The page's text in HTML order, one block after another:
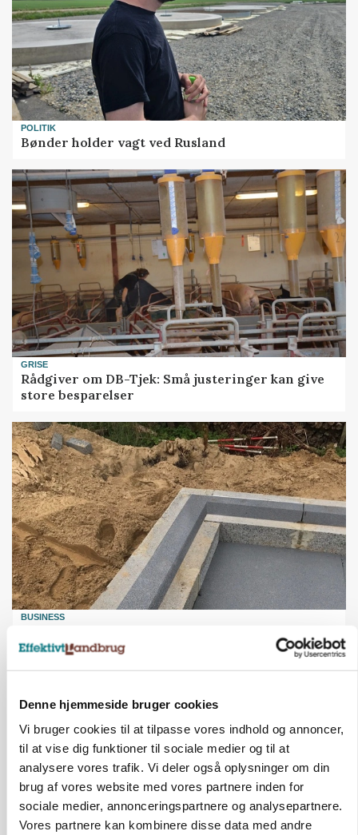
Denne hjemmeside bruger cookies
Vi bruger cookies til at tilpasse vores indhold og annoncer,
til at vise dig funktioner til sociale medier og til at
analysere vores trafik. Vi deler også oplysninger om din
brug af vores website med vores partnere inden for
sociale medier, annonceringspartnere og analysepartnere.
Vores partnere kan kombinere disse data med andre
POLITIK
Bønder holder vagt ved Rusland
GRISE
Rådgiver om DB-Tjek: Små justeringer kan give
store besparelser
BUSINESS
marked for biokul
Loading...